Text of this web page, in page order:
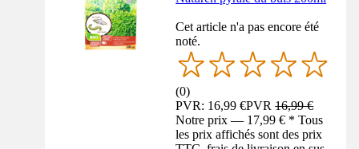
Cet article n'a pas encore été
noté.
(0)
PVR: 16,99 €PVR16,99 €
Notre prix — 17,99 € * Tous
les prix affichés sont des prix